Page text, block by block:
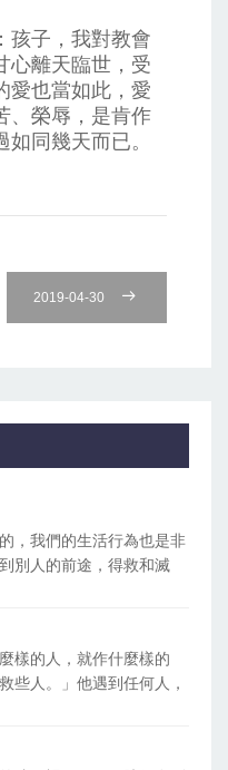
孩子，我對教會
心離天臨世，受
愛也當如此，愛
、榮辱，是肯作
同幾天而已。
2019-04-30
，我們的生活行為也是非
別人的前途，得救和滅
樣的人，就作什麼樣的
些人。」他遇到任何人，